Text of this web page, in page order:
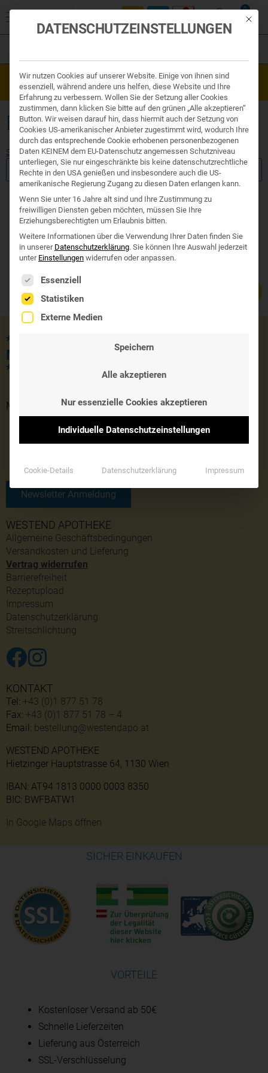
0
Organe & Organ Uhr
Traditionelle Medizin
Nahrungsergänzung
Kosmetik und Hygiene
Ihr Apotheker
Westend Online-Shop: Sicher, schnell und 24/7 für Sie da!
Gratisversand ab €50
BETA GLUCAN REISHI
Start/ Produkte verschlagwortet mit „beta glucan reishi“
FILTER ANZEIGEN
Keine Produkte gefunde
*** JETZT KOSTENLOSE LIEFERUNG
MIT DEM GUTSCHEINCODE 'SOMMER'
***
WESTEND APOTHEKE
Allgemeine Geschäftsbedingungen
Versandkosten und Lieferung
Vertrag widerrufen
Barrierefreiheit
Rezeptupload
Impressum
Datenschutzerklärung
Streitschlichtung
MONATLICHER NEWSLETTER
Newsletter Anmeldung
KONTAKT
Tel: +43 (0)1 877 51 78
Fax: +43 (0)1 877 51 78 – 4
Email: bestellung@westendapo.at
WESTEND APOTHEKE
Hietzinger Hauptstrasse 64, 1130 Wien
IBAN: AT94 1813 0000 0003 8350
BIC: BWFBATW1
In Google Maps öffnen
SICHER EINKAUFEN
VORTEILE
Kostenloser Versand ab 50€
Schnelle Lieferzeiten
Lieferung aus Österreich
SSL-Verschlüsselung
Mit
DATENSCHUTZEINSTELLUNGEN
Wir nutzen Cookies auf unserer Website. Einige von ihnen sind
essenziell, während andere uns helfen, diese Website und Ihre
Erfahrung zu verbessern. Wollen Sie der Setzung aller Cookies
zustimmen, dann klicken Sie bitte auf den grünen „Alle akzeptieren“
Button. Wir weisen darauf hin, dass hiermit auch der Setzung von
Cookies US-amerikanischer Anbieter zugestimmt wird, wodurch Ihre
durch das entsprechende Cookie erhobenen personenbezogenen
Daten KEINEM dem EU-Datenschutz angemessen Schutzniveau
unterliegen, Sie nur eingeschränkte bis keine datenschutzrechtliche
Rechte in den USA genießen und insbesondere auch die US-
amerikanische Regierung Zugang zu diesen Daten erlangen kann.
Wenn Sie unter 16 Jahre alt sind und Ihre Zustimmung zu
freiwilligen Diensten geben möchten, müssen Sie Ihre
Erziehungsberechtigten um Erlaubnis bitten.
Weitere Informationen über die Verwendung Ihrer Daten finden Sie
in unserer Datenschutzerklärung. Sie können Ihre Auswahl jederzeit
unter Einstellungen widerrufen oder anpassen.
Es folgt eine Liste der Service-Gruppen, für die eine
Essenziell
Statistiken
Externe Medien
Speichern
Alle akzeptieren
Nur essenzielle Cookies akzeptieren
Individuelle Datenschutzeinstellungen
Cookie-Details Datenschutzerklärung Impressum